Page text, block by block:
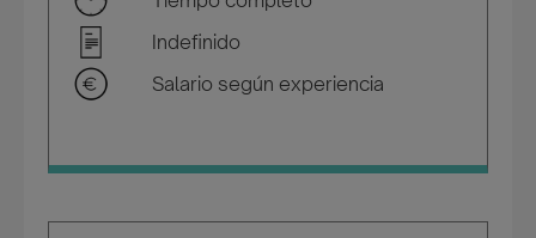
Indefinido
Salario según experiencia